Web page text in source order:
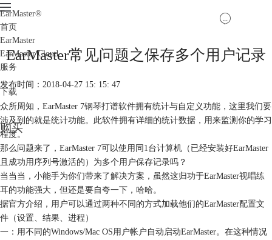
EarMaster®
首页
EarMaster
EarMaster Cloud
服务
下载
购买
EarMaster常见问题之保存多个用户记录
发布时间：2018-04-27 15: 15: 47
众所周知，EarMaster 7钢琴打谱软件拥有统计与自定义功能，这里我们要
涉及到的就是统计功能。此软件拥有详细的统计数据，用来监测你的学习
程度。
那么问题来了，EarMaster 7可以使用同1台计算机（已经安装好EarMaster
且成功用序列号激活的）为多个用户保存记录吗？
当当当，小能手为你们带来了解决方案，虽然这归功于EarMaster视唱练
耳的功能强大，但还是要自夸一下，哈哈。
据官方介绍，用户可以通过两种不同的方式加载他们的EarMaster配置文
件（设置、结果、进程）
一：用不同的Windows/Mac OS用户帐户自动启动EarMaster。在这种情况